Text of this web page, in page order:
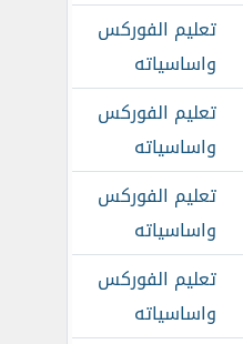
تعليم الفوركس
واساسياته
تعليم الفوركس
واساسياته
تعليم الفوركس
واساسياته
تعليم الفوركس
واساسياته